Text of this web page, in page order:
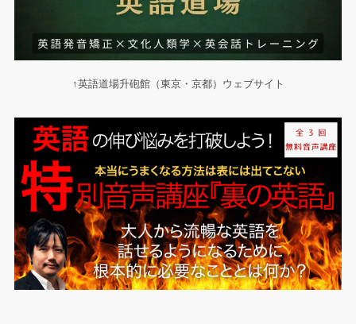
↑英語道場升砲館（東京・京都）ウェブサイト